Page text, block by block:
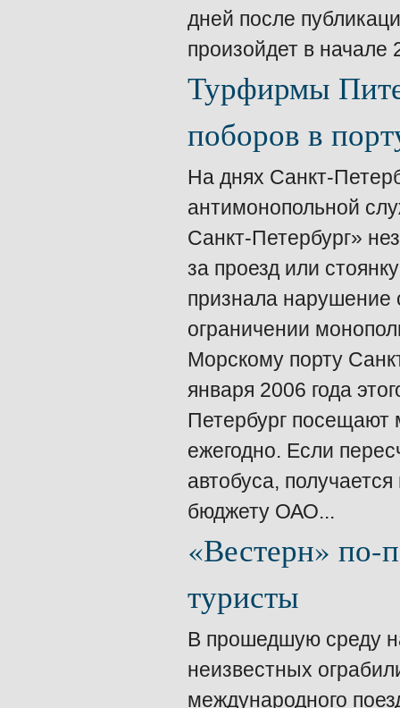
дней после
произойдет в начале
Турфирмы
поборов в
На днях Санкт-
антимонопольной
Санкт-Петербург»
за проезд или
признала нарушение
ограничении
Морскому порту
января 2006 года
Петербург посещают
ежегодно. Если
автобуса,
бюджету ОАО...
«Вестерн» по-
туристы
В прошедшую среду
неизвестных
международного